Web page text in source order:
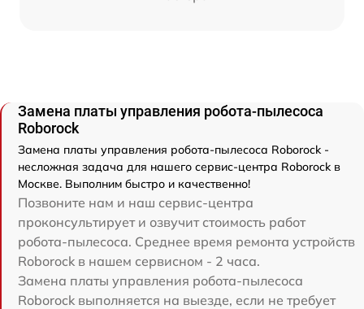
Замена платы управления робота-пылесоса
Roborock
Замена платы управления робота-пылесоса Roborock -
несложная задача для нашего сервис-центра Roborock в
Москве. Выполним быстро и качественно!
Позвоните нам и наш сервис-центра
проконсультирует и озвучит стоимость работ
робота-пылесоса. Среднее время ремонта устройств
Roborock в нашем сервисном - 2 часа.
Замена платы управления робота-пылесоса
Roborock выполняется на выезде, если не требует